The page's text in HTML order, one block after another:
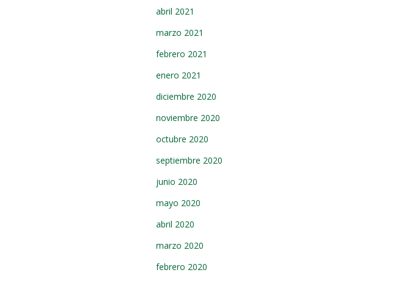
abril 2021
marzo 2021
febrero 2021
enero 2021
diciembre 2020
noviembre 2020
octubre 2020
septiembre 2020
junio 2020
mayo 2020
abril 2020
marzo 2020
febrero 2020